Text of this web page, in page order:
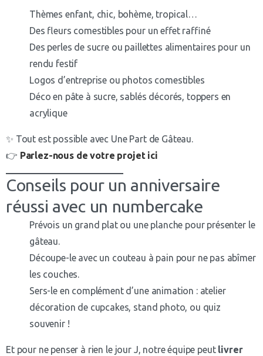
Thèmes enfant, chic, bohème, tropical…
Des fleurs comestibles pour un effet raffiné
Des perles de sucre ou paillettes alimentaires pour un
rendu festif
Logos d’entreprise ou photos comestibles
Déco en pâte à sucre, sablés décorés, toppers en
acrylique
✨ Tout est possible avec Une Part de Gâteau.
👉 Parlez-nous de votre projet ici
Conseils pour un anniversaire
réussi avec un numbercake
Prévois un grand plat ou une planche pour présenter le
gâteau.
Découpe-le avec un couteau à pain pour ne pas abîmer
les couches.
Sers-le en complément d’une animation : atelier
décoration de cupcakes, stand photo, ou quiz
souvenir !
Et pour ne penser à rien le jour J, notre équipe peut livrer